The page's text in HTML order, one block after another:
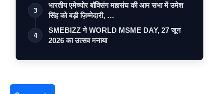
3
भारतीय एमेच्योर बॉक्सिंग महासंघ की आम सभा में उमेश
सिंह को बड़ी ज़िम्मेदारी, …
4
SMEBIZZ ने WORLD MSME DAY, 27 जून
2026 का उत्सव मनाया